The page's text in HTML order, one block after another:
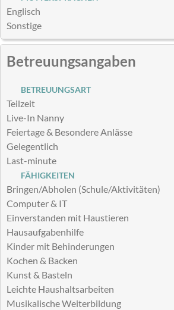
Englisch
Sonstige
Betreuungsangaben
BETREUUNGSART
Teilzeit
Live-In Nanny
Feiertage & Besondere Anlässe
Gelegentlich
Last-minute
FÄHIGKEITEN
Bringen/Abholen (Schule/Aktivitäten)
Computer & IT
Einverstanden mit Haustieren
Hausaufgabenhilfe
Kinder mit Behinderungen
Kochen & Backen
Kunst & Basteln
Leichte Haushaltsarbeiten
Musikalische Weiterbildung